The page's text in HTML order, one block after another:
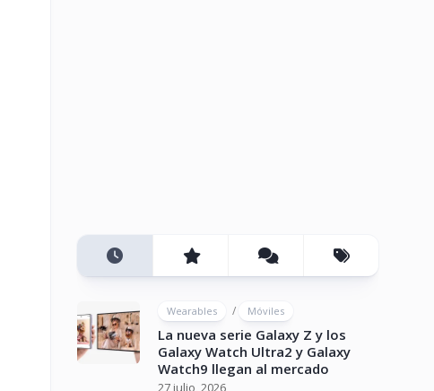
Wearables / Móviles
La nueva serie Galaxy Z y los
Galaxy Watch Ultra2 y Galaxy
Watch9 llegan al mercado
27 julio, 2026